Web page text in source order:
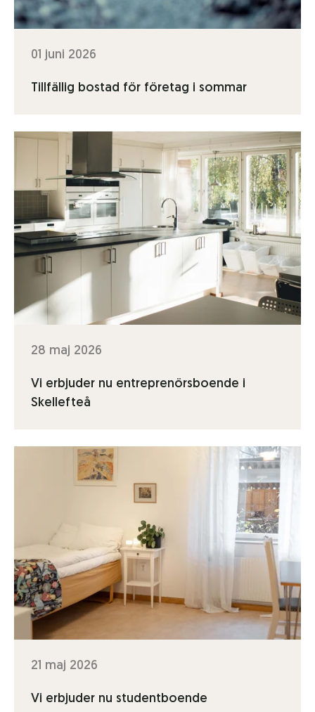
01 juni 2026
Tillfällig bostad för företag i sommar
28 maj 2026
Vi erbjuder nu entreprenörsboende i
Skellefteå
21 maj 2026
Vi erbjuder nu studentboende